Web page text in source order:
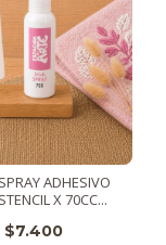
ADHESIVO
X 70CC...
$7.400